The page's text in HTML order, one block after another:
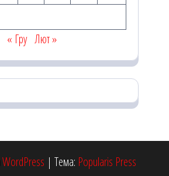
« Гру Лют »
WordPress | Тема: Popularis Press